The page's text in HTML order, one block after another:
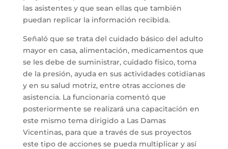
las asistentes y que sean ellas que también
puedan replicar la información recibida.
Señaló que se trata del cuidado básico del adulto
mayor en casa, alimentación, medicamentos que
se les debe de suministrar, cuidado físico, toma
de la presión, ayuda en sus actividades cotidianas
y en su salud motriz, entre otras acciones de
asistencia. La funcionaria comentó que
posteriormente se realizará una capacitación en
este mismo tema dirigido a Las Damas
Vicentinas, para que a través de sus proyectos
este tipo de acciones se pueda multiplicar y así